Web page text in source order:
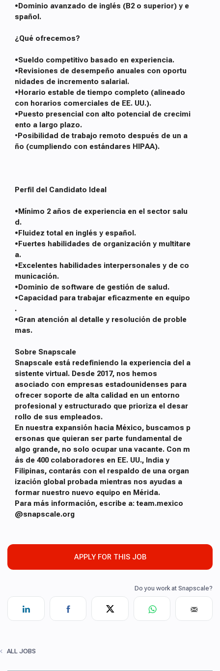
•Dominio avanzado de inglés (B2 o superior) y e
spañol.
¿Qué ofrecemos?
•Sueldo competitivo basado en experiencia.
•Revisiones de desempeño anuales con oportu
nidades de incremento salarial.
•Horario estable de tiempo completo (alineado
con horarios comerciales de EE. UU.).
•Puesto presencial con alto potencial de crecimi
ento a largo plazo.
•Posibilidad de trabajo remoto después de un a
ño (cumpliendo con estándares HIPAA).
Perfil del Candidato Ideal
•Mínimo 2 años de experiencia en el sector salu
d.
•Fluidez total en inglés y español.
•Fuertes habilidades de organización y multitare
a.
•Excelentes habilidades interpersonales y de co
municación.
•Dominio de software de gestión de salud.
•Capacidad para trabajar eficazmente en equipo
.
•Gran atención al detalle y resolución de proble
mas.
Sobre Snapscale
Snapscale está redefiniendo la experiencia del a
sistente virtual. Desde 2017, nos hemos
asociado con empresas estadounidenses para
ofrecer soporte de alta calidad en un entorno
profesional y estructurado que prioriza el desar
rollo de sus empleados.
En nuestra expansión hacia México, buscamos p
ersonas que quieran ser parte fundamental de
algo grande, no solo ocupar una vacante. Con m
ás de 400 colaboradores en EE. UU., India y
Filipinas, contarás con el respaldo de una organ
ización global probada mientras nos ayudas a
formar nuestro nuevo equipo en Mérida.
Para más información, escribe a: team.mexico
@snapscale.org
APPLY FOR THIS JOB
ALL JOBS